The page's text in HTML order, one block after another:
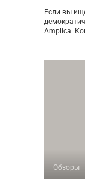
Если вы
Amplica.
Обзоры